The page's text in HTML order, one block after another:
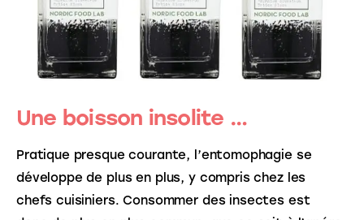
Une boisson insolite …
Pratique presque courante, l’entomophagie se
développe de plus en plus, y compris chez les
chefs cuisiniers. Consommer des insectes est